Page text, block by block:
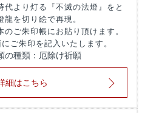
代より灯る『不滅の法燈』をと
龍を切り絵で再現。
のご朱印帳にお貼り頂けます。
にご朱印を記入いたします。
の種類：厄除け祈願
細はこちら